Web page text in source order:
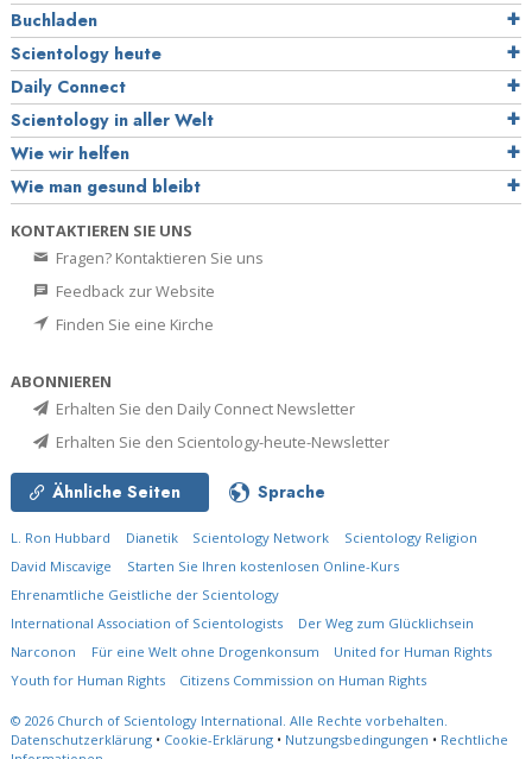
Buchladen
Scientology heute
Daily Connect
Scientology in aller Welt
Wie wir helfen
Wie man gesund bleibt
KONTAKTIEREN SIE UNS
Fragen? Kontaktieren Sie uns
Feedback zur Website
Finden Sie eine Kirche
ABONNIEREN
Erhalten Sie den Daily Connect Newsletter
Erhalten Sie den Scientology-heute-Newsletter
Ähnliche Seiten Sprache
L. Ron Hubbard Dianetik Scientology Network
Scientology Religion
David Miscavige
Starten Sie Ihren kostenlosen Online-Kurs
Ehrenamtliche Geistliche der Scientology
International Association of Scientologists
Der Weg zum Glücklichsein
Narconon
Für eine Welt ohne Drogenkonsum
United for Human Rights
Youth for Human Rights
Citizens Commission on Human Rights
© 2026 Church of Scientology International. Alle Rechte vorbehalten.
Datenschutzerklärung • Cookie-Erklärung • Nutzungsbedingungen • Rechtliche